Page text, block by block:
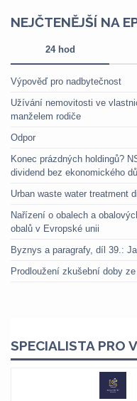
NEJČTENĚJŠÍ NA
24 hod
Výpověď pro nadbytečnost
Užívání nemovitosti ve
manželem rodiče
Odpor
Konec prázdných holdingů?
dividend bez ekonomického
Urban waste water treatment
Nařízení o obalech a
obalů v Evropské unii
Byznys a paragrafy, díl 39.:
Prodloužení zkušební doby